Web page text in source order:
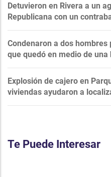
Detuvieron en Rivera a un
Republicana con un
Condenaron a dos
que quedó en medio de
Explosión de cajero en
viviendas ayudaron a
Te Puede Interesar